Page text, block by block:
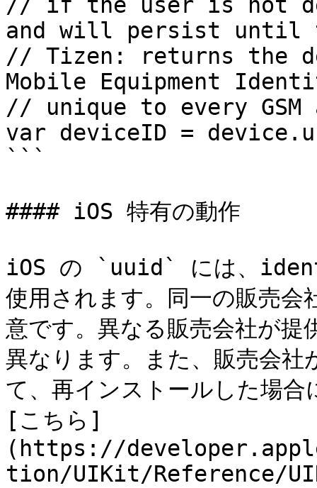
and will persist until
// Tizen: returns the
Mobile Equipment
// unique to every GSM
var deviceID =
```
#### iOS 特有の動作
iOS の `uuid` には、
使用されます。同一の販売会
意です。異なる販売会社が提
異なります。また、販売会
て、再インストールした場
[こちら]
(https://
tion/UIKit/Reference/